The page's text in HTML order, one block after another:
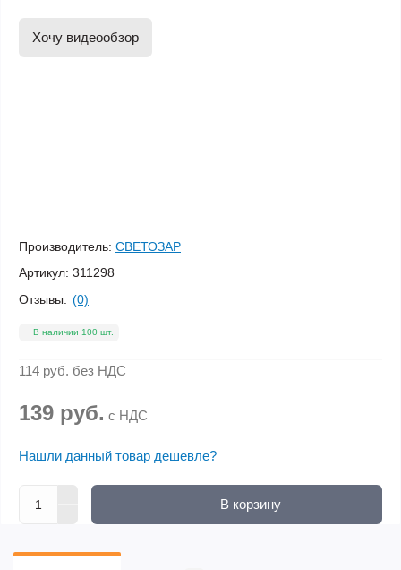
Хочу видеообзор
Производитель: СВЕТОЗАР
Артикул: 311298
Отзывы: (0)
В наличии 100 шт.
114 руб. без НДС
139 руб. с НДС
Нашли данный товар дешевле?
В корзину